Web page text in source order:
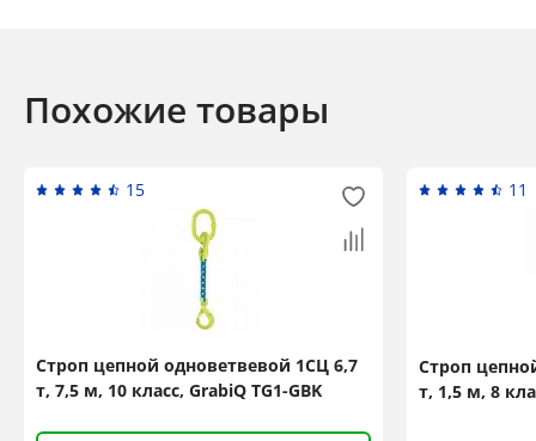
Похожие товары
15
Строп цепной одноветвевой 1СЦ 6,7
т, 7,5 м, 10 класс, GrabiQ TG1-GBK
11
Строп
т, 1,5 м, 8